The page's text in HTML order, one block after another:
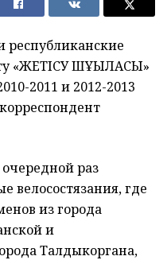
республиканские
«ЖЕТІСУ ШҰҒЫЛАСЫ»
2011 и 2012-2013
раз
велосостязания, где
из города
и
Талдыкоргана,